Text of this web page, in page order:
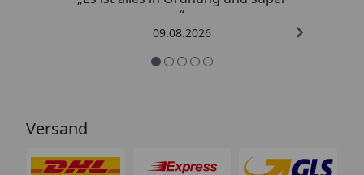
“
09.08.2026
Versand